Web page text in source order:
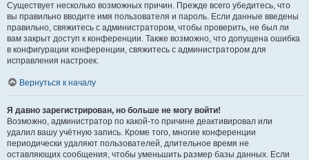
Существует несколько возможных причин. Прежде всего убедитесь, что
вы правильно вводите имя пользователя и пароль. Если данные введены
правильно, свяжитесь с администратором, чтобы проверить, не был ли
вам закрыт доступ к конференции. Также возможно, что допущена ошибка
в конфигурации конференции, свяжитесь с администратором для
исправления настроек.
Вернуться к началу
Я давно зарегистрирован, но больше не могу войти!
Возможно, администратор по какой-то причине деактивировал или
удалил вашу учётную запись. Кроме того, многие конференции
периодически удаляют пользователей, длительное время не
оставляющих сообщения, чтобы уменьшить размер базы данных. Если